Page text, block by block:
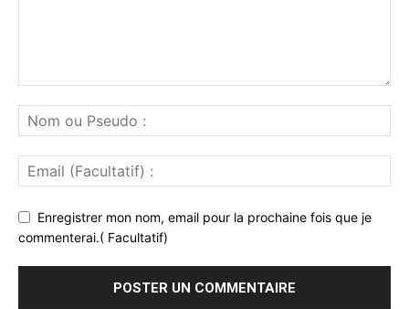
Enregistrer mon nom, email pour la prochaine fois que je
commenterai.( Facultatif)